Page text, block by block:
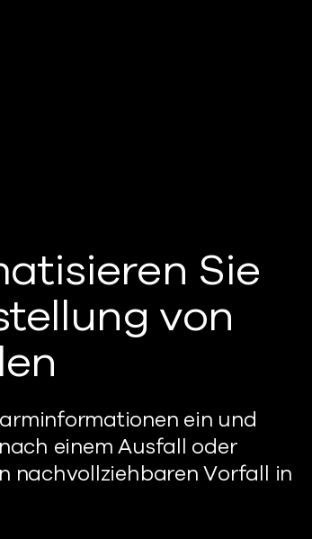
Sie
von
ein und
einem Ausfall oder
nachvollziehbaren Vorfall in